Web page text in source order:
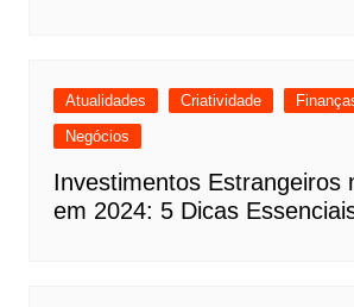
Atualidades Criatividade
Negócios
Investimentos Estrangeiros
em 2024: 5 Dicas